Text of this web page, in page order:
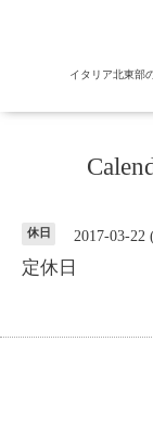
イタリア北東部
休日 2017-03-22
定休日